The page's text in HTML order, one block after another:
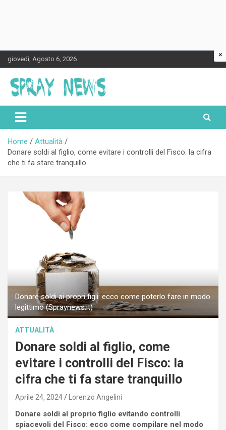
Skip
to
content
giovedì, Agosto 6, 2026
Spraynews.it
Home
Attualità
Donare soldi al figlio, come evitare i controlli del Fisco: la cifra
che ti fa stare tranquillo
Donare soldi ai propri figli: ecco come poterlo fare in modo
legittimo (Spraynews.it)
ATTUALITÀ
Donare soldi al figlio, come
evitare i controlli del Fisco: la
cifra che ti fa stare tranquillo
Aprile 24, 2024 Lorenzo Angelini
Donare soldi al proprio figlio evitando controlli
spiacevoli del Fisco: ecco come compilare nel modo
×